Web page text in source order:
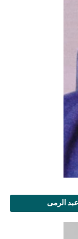
الرمى